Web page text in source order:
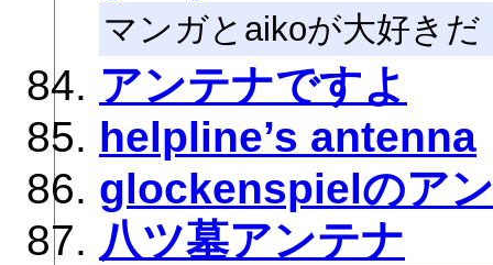
マンガとaikoが大好きだ
アンテナですよ
helpline’s antenna
glockenspielのア
八ツ墓アンテナ